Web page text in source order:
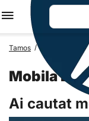
Tamos / Mobila Romania
Mobila
Ai cautat